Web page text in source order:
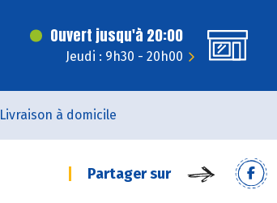
Ouvert jusqu'à 20:00
Jeudi : 9h30 - 20h00
Livraison à domicile
Partager sur